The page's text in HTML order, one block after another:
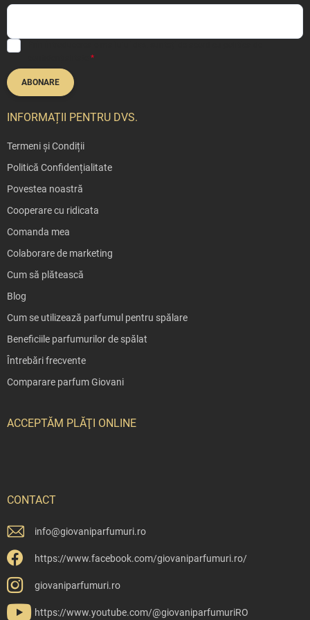
ABONARE
INFORMAȚII PENTRU DVS.
Termeni și Condiții
Politică Confidențialitate
Povestea noastră
Cooperare cu ridicata
Comanda mea
Colaborare de marketing
Cum să plătească
Blog
Cum se utilizează parfumul pentru spălare
Beneficiile parfumurilor de spălat
Întrebări frecvente
Comparare parfum Giovani
ACCEPTĂM PLĂŢI ONLINE
CONTACT
info@giovaniparfumuri.ro
https://www.facebook.com/giovaniparfumuri.ro/
giovaniparfumuri.ro
https://www.youtube.com/@giovaniparfumuriRO